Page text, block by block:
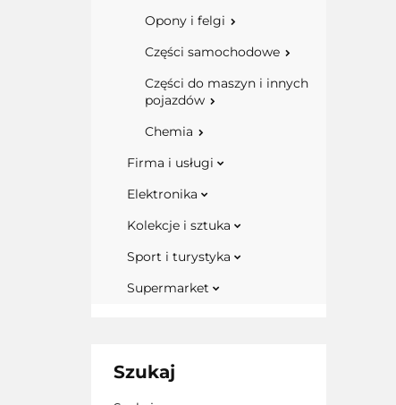
Opony i felgi
Części samochodowe
Części do maszyn i innych
pojazdów
Chemia
Firma i usługi
Elektronika
Kolekcje i sztuka
Sport i turystyka
Supermarket
Szukaj